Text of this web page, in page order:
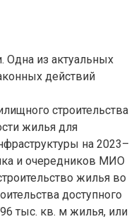
Одна из актуальных
действий
строительства
жилья для
на 2023–
и очередников МИО
жилья во
доступного
тыс. кв. м жилья, или